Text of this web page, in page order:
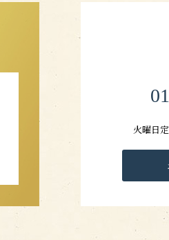
火曜日